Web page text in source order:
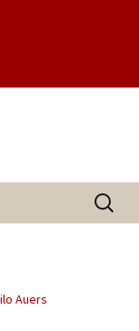
St.
Suchen
nach:
Auers